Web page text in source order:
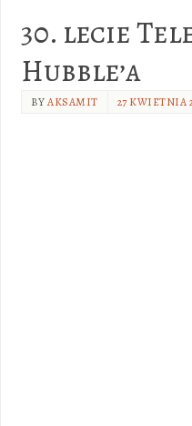
30. lecie
Hubble’a
BYAKSAMIT 27 KWIETNIA